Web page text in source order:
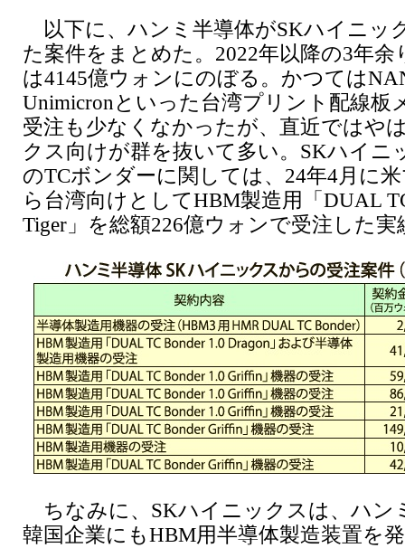
以下に、ハンミ半導体がSKハイニッ
た案件をまとめた。2022年以降の3年余
は4145億ウォンにのぼる。かつては
Unimicronといった台湾プリント配線板
受注も少なくなかったが、直近ではや
クス向けが群を抜いて多い。SKハイニ
のTCボンダーに関しては、24年4月に
ら台湾向けとしてHBM製造用「DUAL
Tiger」を総額226億ウォンで受注した
ちなみに、SKハイニックスは、ハン
韓国企業にもHBM用半導体製造装置を